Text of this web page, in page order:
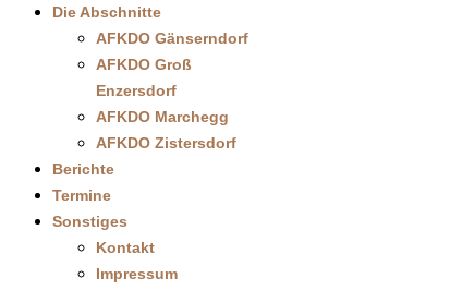
Die Abschnitte
AFKDO Gänserndorf
AFKDO Groß
Enzersdorf
AFKDO Marchegg
AFKDO Zistersdorf
Berichte
Termine
Sonstiges
Kontakt
Impressum